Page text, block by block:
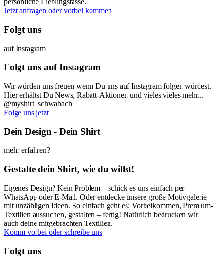
persönliche Lieblingstasse.
Jetzt anfragen oder vorbei kommen
Folgt uns
auf Instagram
Folgt uns auf Instagram
Wir würden uns freuen wenn Du uns auf Instagram folgen würdest.
Hier erhältst Du News, Rabatt-Aktionen und vieles vieles mehr...
@myshirt_schwabach
Folge uns jetzt
Dein Design - Dein Shirt
mehr erfahren?
Gestalte dein Shirt, wie du willst!
Eigenes Design? Kein Problem – schick es uns einfach per
WhatsApp oder E-Mail. Oder entdecke unsere große Motivgalerie
mit unzähligen Ideen. So einfach geht es: Vorbeikommen, Premium-
Textilien aussuchen, gestalten – fertig! Natürlich bedrucken wir
auch deine mitgebrachten Textilien.
Komm vorbei oder schreibe uns
Folgt uns